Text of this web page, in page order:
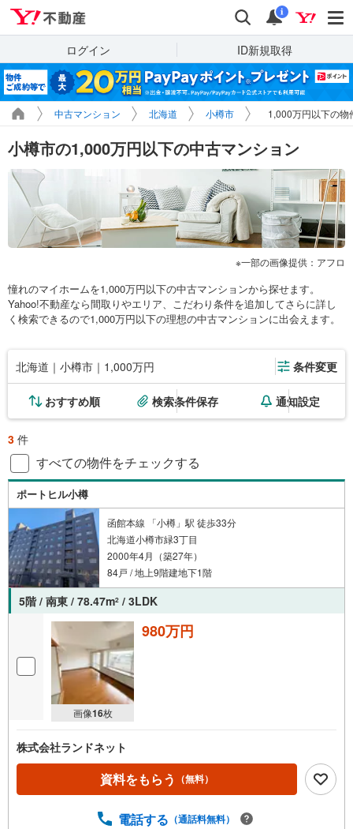
検索 通知
i
ログイン ID新規取得
中古マンション 北海道 小樽市 1,000万円以下の物
小樽市の1,000万円以下の中古マンション
一部の画像提供：アフロ
憧れのマイホームを1,000万円以下の中古マンションから探せます。
Yahoo!不動産なら間取りやエリア、こだわり条件を追加してさらに詳し
く検索できるので1,000万円以下の理想の中古マンションに出会えます。
北海道｜小樽市｜1,000万円 条件変更
おすすめ順 検索条件保存 通知設定
3 件
すべての物件をチェックする
ポートヒル小樽
函館本線 「小樽」駅 徒歩33分
北海道小樽市緑3丁目
2000年4月（築27年）
84戸 / 地上9階建地下1階
5階 / 南東 / 78.47m2 / 3LDK
画像16枚
980万円
株式会社ランドネット
資料をもらう （無料）
電話する （通話料無料）